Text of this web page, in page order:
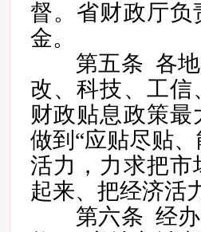
督。省财政厅
金。
第五条 各地
改、科技、工
财政贴息政策
做到“应贴尽贴
活力，力求把市
起来、把经济活
第六条 经办